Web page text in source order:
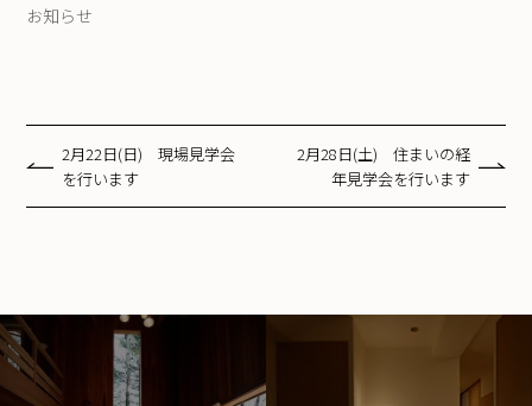
お知らせ
2月22日(日) 現場見学会
を行います
2月28日(土) 住まいの経
年見学会を行います